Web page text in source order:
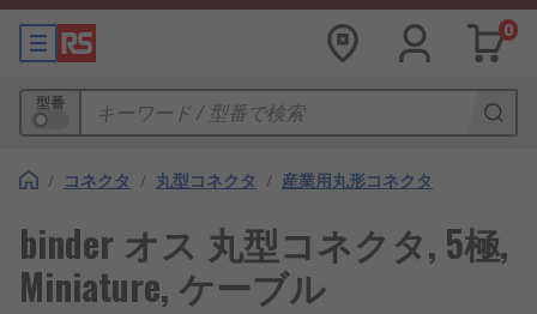
0
型番
/ コネクタ / 丸型コネクタ / 産業用丸形コネクタ
binder オス 丸型コネクタ, 5極,
Miniature, ケーブル